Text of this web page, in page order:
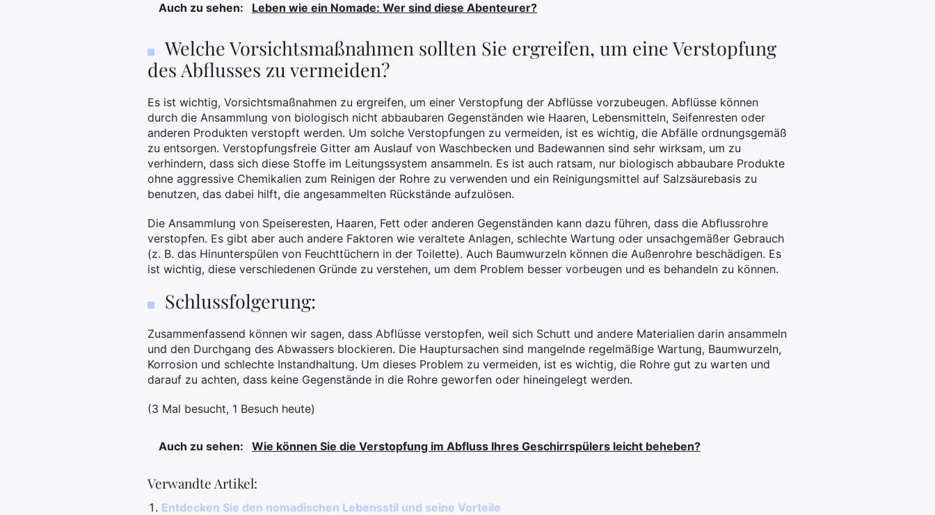
Auch zu sehen: Leben wie ein Nomade: Wer sind diese Abenteurer?
Welche Vorsichtsmaßnahmen sollten Sie ergreifen, um eine Verstopfung
des Abflusses zu vermeiden?
Es ist wichtig, Vorsichtsmaßnahmen zu ergreifen, um einer Verstopfung der Abflüsse vorzubeugen. Abflüsse können
durch die Ansammlung von biologisch nicht abbaubaren Gegenständen wie Haaren, Lebensmitteln, Seifenresten oder
anderen Produkten verstopft werden. Um solche Verstopfungen zu vermeiden, ist es wichtig, die Abfälle ordnungsgemäß
zu entsorgen. Verstopfungsfreie Gitter am Auslauf von Waschbecken und Badewannen sind sehr wirksam, um zu
verhindern, dass sich diese Stoffe im Leitungssystem ansammeln. Es ist auch ratsam, nur biologisch abbaubare Produkte
ohne aggressive Chemikalien zum Reinigen der Rohre zu verwenden und ein Reinigungsmittel auf Salzsäurebasis zu
benutzen, das dabei hilft, die angesammelten Rückstände aufzulösen.
Die Ansammlung von Speiseresten, Haaren, Fett oder anderen Gegenständen kann dazu führen, dass die Abflussrohre
verstopfen. Es gibt aber auch andere Faktoren wie veraltete Anlagen, schlechte Wartung oder unsachgemäßer Gebrauch
(z. B. das Hinunterspülen von Feuchttüchern in der Toilette). Auch Baumwurzeln können die Außenrohre beschädigen. Es
ist wichtig, diese verschiedenen Gründe zu verstehen, um dem Problem besser vorbeugen und es behandeln zu können.
Schlussfolgerung:
Zusammenfassend können wir sagen, dass Abflüsse verstopfen, weil sich Schutt und andere Materialien darin ansammeln
und den Durchgang des Abwassers blockieren. Die Hauptursachen sind mangelnde regelmäßige Wartung, Baumwurzeln,
Korrosion und schlechte Instandhaltung. Um dieses Problem zu vermeiden, ist es wichtig, die Rohre gut zu warten und
darauf zu achten, dass keine Gegenstände in die Rohre geworfen oder hineingelegt werden.
(3 Mal besucht, 1 Besuch heute)
Auch zu sehen: Wie können Sie die Verstopfung im Abfluss Ihres Geschirrspülers leicht beheben?
Verwandte Artikel:
Entdecken Sie den nomadischen Lebensstil und seine Vorteile